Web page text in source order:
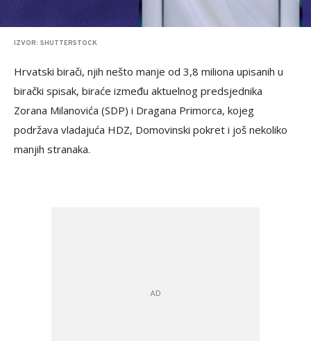
IZVOR: SHUTTERSTOCK
Hrvatski birači, njih nešto manje od 3,8 miliona upisanih u
birački spisak, biraće između aktuelnog predsjednika
Zorana Milanovića (SDP) i Dragana Primorca, kojeg
podržava vladajuća HDZ, Domovinski pokret i još nekoliko
manjih stranaka.